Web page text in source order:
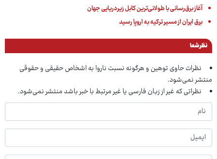
آغاز برق‌رسانی با طولانی‌ترین کابل زیردریایی جهان
برق ایران‌ از مسیر ترکیه به اروپا رسید
نظر شما
نظرات حاوی توهین و هرگونه نسبت ناروا به اشخاص حقیقی و حقوقی
منتشر نمی‌شود.
نظراتی که غیر از زبان فارسی یا غیر مرتبط با خبر باشد منتشر نمی‌شود.